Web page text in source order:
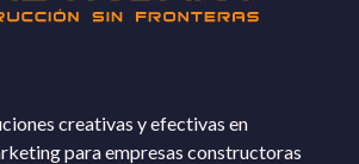
creativas y efectivas en
para empresas constructoras